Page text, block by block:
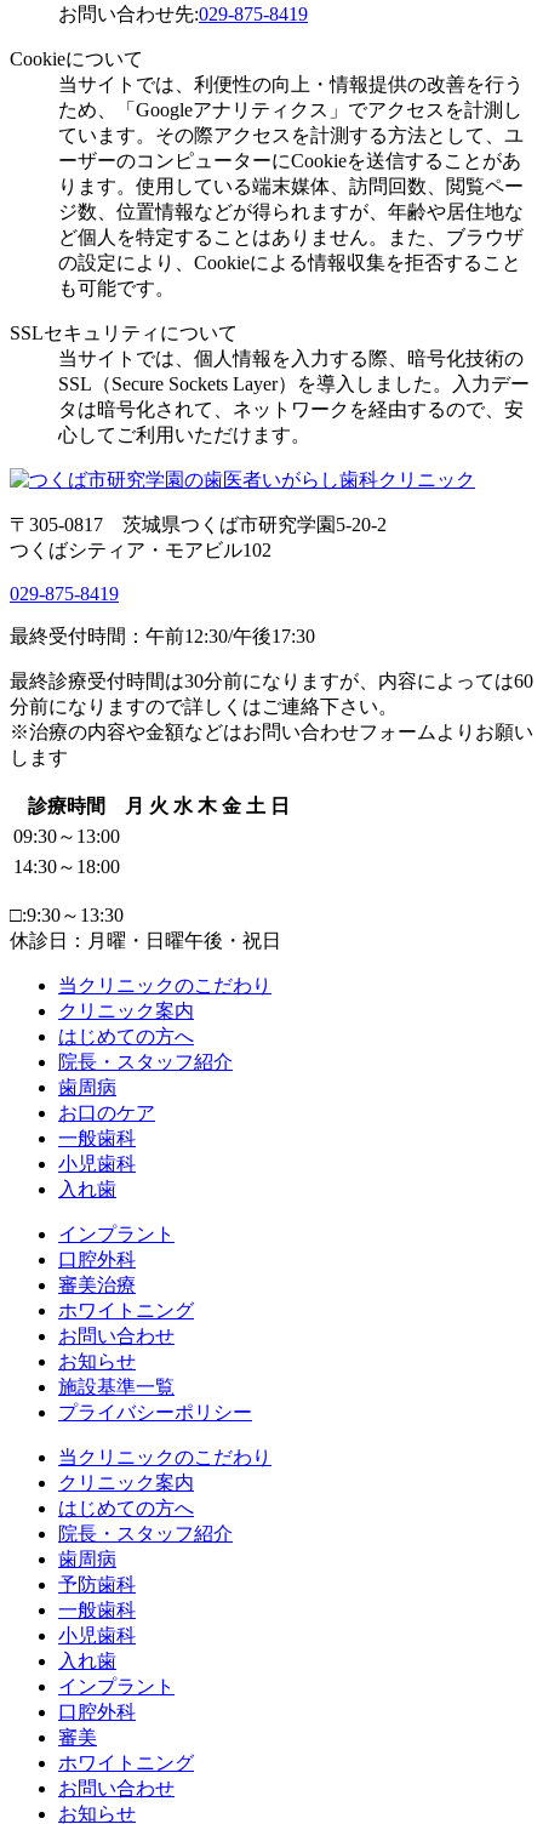
お問い合わせ先:029-875-8419
Cookieについて
当サイトでは、利便性の向上・情報提供の改善を行う
ため、「Googleアナリティクス」でアクセスを計測し
ています。その際アクセスを計測する方法として、ユ
ーザーのコンピューターにCookieを送信することがあ
ります。使用している端末媒体、訪問回数、閲覧ペー
ジ数、位置情報などが得られますが、年齢や居住地な
ど個人を特定することはありません。また、ブラウザ
の設定により、Cookieによる情報収集を拒否すること
も可能です。
SSLセキュリティについて
当サイトでは、個人情報を入力する際、暗号化技術の
SSL（Secure Sockets Layer）を導入しました。入力デー
タは暗号化されて、ネットワークを経由するので、安
心してご利用いただけます。
〒305-0817 茨城県つくば市研究学園5-20-2
つくばシティア・モアビル102
029-875-8419
最終受付時間 ：午前12:30/午後17:30
最終診療受付時間は30分前になりますが、内容によっては60
分前になりますので詳しくはご連絡下さい。
※治療の内容や金額などはお問い合わせフォームよりお願い
します
診療時間 月 火 水 木 金 土 日
09:30～13:00
14:30～18:00
□:9:30～13:30
休診日：月曜・日曜午後・祝日
当クリニックのこだわり
クリニック案内
はじめての方へ
院長・スタッフ紹介
歯周病
お口のケア
一般歯科
小児歯科
入れ歯
インプラント
口腔外科
審美治療
ホワイトニング
お問い合わせ
お知らせ
施設基準一覧
プライバシーポリシー
当クリニックのこだわり
クリニック案内
はじめての方へ
院長・スタッフ紹介
歯周病
予防歯科
一般歯科
小児歯科
入れ歯
インプラント
口腔外科
審美
ホワイトニング
お問い合わせ
お知らせ